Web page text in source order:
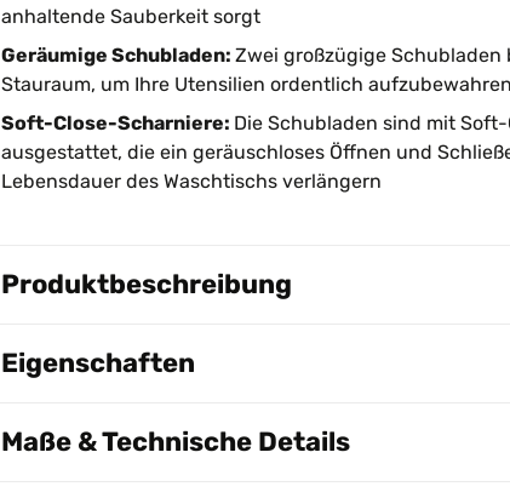
anhaltende Sauberkeit sorgt
Geräumige Schubladen: Zwei großzügige Schubladen
Stauraum, um Ihre Utensilien ordentlich aufzubewahren
Soft-Close-Scharniere: Die Schubladen sind mit
ausgestattet, die ein geräuschloses Öffnen und
Lebensdauer des Waschtischs verlängern
Produktbeschreibung
Eigenschaften
Maße & Technische Details